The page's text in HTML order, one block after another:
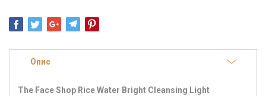
Опис
The Face Shop Rice Water Bright Cleansing Light